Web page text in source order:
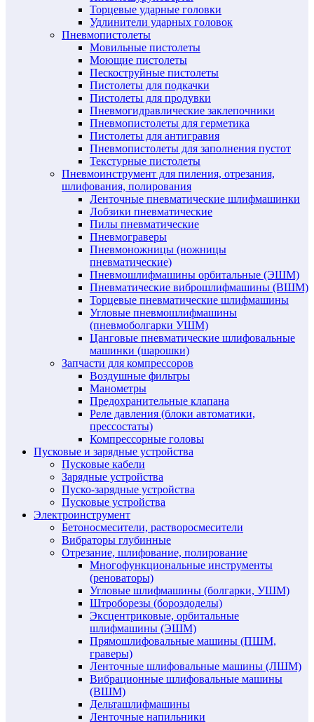
Торцевые ударные головки
Удлинители ударных головок
Пневмопистолеты
Мовильные пистолеты
Моющие пистолеты
Пескоструйные пистолеты
Пистолеты для подкачки
Пистолеты для продувки
Пневмогидравлические заклепочники
Пневмопистолеты для герметика
Пистолеты для антигравия
Пневмопистолеты для заполнения пустот
Текстурные пистолеты
Пневмоинструмент для пиления, отрезания,
шлифования, полирования
Ленточные пневматические шлифмашинки
Лобзики пневматические
Пилы пневматические
Пневмограверы
Пневмоножницы (ножницы
пневматические)
Пневмошлифмашины орбитальные (ЭШМ)
Пневматические виброшлифмашины (ВШМ)
Торцевые пневматические шлифмашины
Угловые пневмошлифмашины
(пневмоболгарки УШМ)
Цанговые пневматические шлифовальные
машинки (шарошки)
Запчасти для компрессоров
Воздушные фильтры
Манометры
Предохранительные клапана
Реле давления (блоки автоматики,
прессостаты)
Компрессорные головы
Пусковые и зарядные устройства
Пусковые кабели
Зарядные устройства
Пуско-зарядные устройства
Пусковые устройства
Электроинструмент
Бетоносмесители, растворосмесители
Вибраторы глубинные
Отрезание, шлифование, полирование
Многофункциональные инструменты
(реноваторы)
Угловые шлифмашины (болгарки, УШМ)
Штроборезы (бороздоделы)
Эксцентриковые, орбитальные
шлифмашины (ЭШМ)
Прямошлифовальные машины (ПШМ,
граверы)
Ленточные шлифовальные машины (ЛШМ)
Вибрационные шлифовальные машины
(ВШМ)
Дельташлифмашины
Ленточные напильники